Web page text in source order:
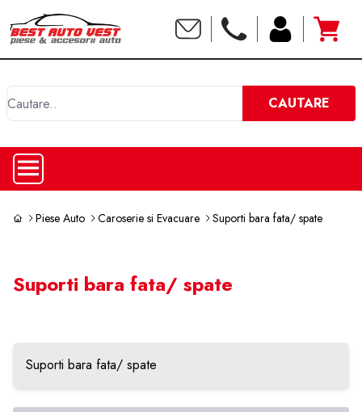
CAUTARE
Piese Auto Caroserie si Evacuare Suporti bara fata/ spate
Suporti bara fata/ spate
Suporti bara fata/ spate